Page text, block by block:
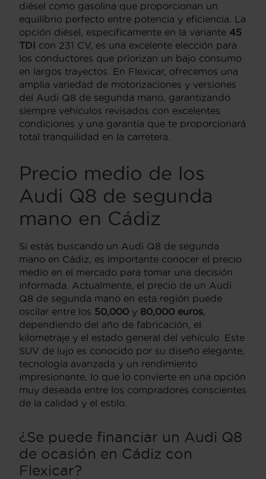
diésel como gasolina que proporcionan un
equilibrio perfecto entre potencia y eficiencia. La
opción diésel, específicamente en la variante 45
TDI con 231 CV, es una excelente elección para
los conductores que priorizan un bajo consumo
en largos trayectos. En Flexicar, ofrecemos una
amplia variedad de motorizaciones y versiones
del Audi Q8 de segunda mano, garantizando
siempre vehículos revisados con excelentes
condiciones y una garantía que te proporcionará
total tranquilidad en la carretera.
Precio medio de los
Audi Q8 de segunda
mano en Cádiz
Si estás buscando un Audi Q8 de segunda
mano en Cádiz, es importante conocer el precio
medio en el mercado para tomar una decisión
informada. Actualmente, el precio de un Audi
Q8 de segunda mano en esta región puede
oscilar entre los 50,000 y 80,000 euros,
dependiendo del año de fabricación, el
kilometraje y el estado general del vehículo. Este
SUV de lujo es conocido por su diseño elegante,
tecnología avanzada y un rendimiento
impresionante, lo que lo convierte en una opción
muy deseada entre los compradores conscientes
de la calidad y el estilo.
¿Se puede financiar un Audi Q8
de ocasión en Cádiz con
Flexicar?